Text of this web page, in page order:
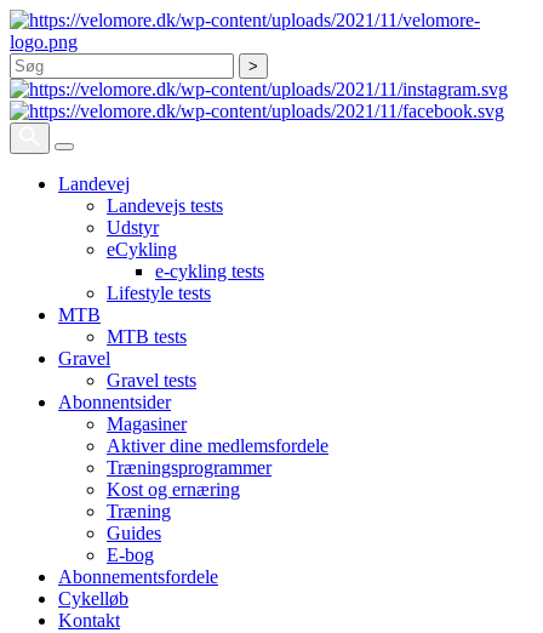
Søg
Landevej
Landevejs tests
Udstyr
eCykling
e-cykling tests
Lifestyle tests
MTB
MTB tests
Gravel
Gravel tests
Abonnentsider
Magasiner
Aktiver dine medlemsfordele
Træningsprogrammer
Kost og ernæring
Træning
Guides
E-bog
Abonnementsfordele
Cykelløb
Kontakt